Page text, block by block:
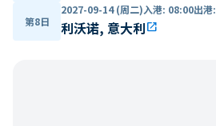
第8日
2027-09-14 (周二)入港: 08:00出港:
利沃诺, 意大利open_in_new